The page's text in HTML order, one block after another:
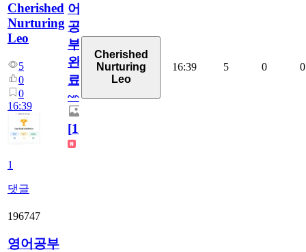
Cherished
Nurturing
Leo
5
0
0
16:39
1
댓글
어
공
부
완
료
~~
[1]
Cherished
Nurturing
Leo
16:39 5 0 0
196747
영어공부